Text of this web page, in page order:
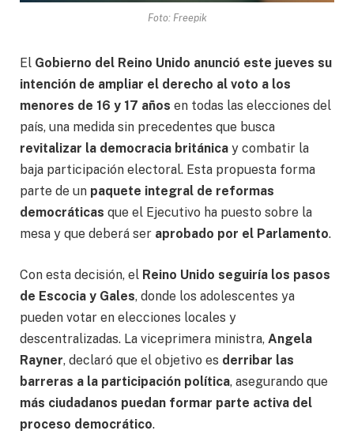
Foto: Freepik
El Gobierno del Reino Unido anunció este jueves su
intención de ampliar el derecho al voto a los
menores de 16 y 17 años en todas las elecciones del
país, una medida sin precedentes que busca
revitalizar la democracia británica y combatir la
baja participación electoral. Esta propuesta forma
parte de un paquete integral de reformas
democráticas que el Ejecutivo ha puesto sobre la
mesa y que deberá ser aprobado por el Parlamento.
Con esta decisión, el Reino Unido seguiría los pasos
de Escocia y Gales, donde los adolescentes ya
pueden votar en elecciones locales y
descentralizadas. La viceprimera ministra, Angela
Rayner, declaró que el objetivo es derribar las
barreras a la participación política, asegurando que
más ciudadanos puedan formar parte activa del
proceso democrático.